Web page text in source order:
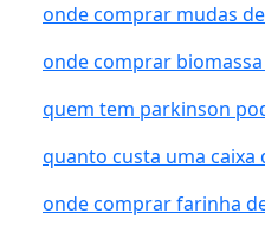
onde comprar mudas
onde comprar
quem tem parkinson
quanto custa uma caixa
onde comprar farinha